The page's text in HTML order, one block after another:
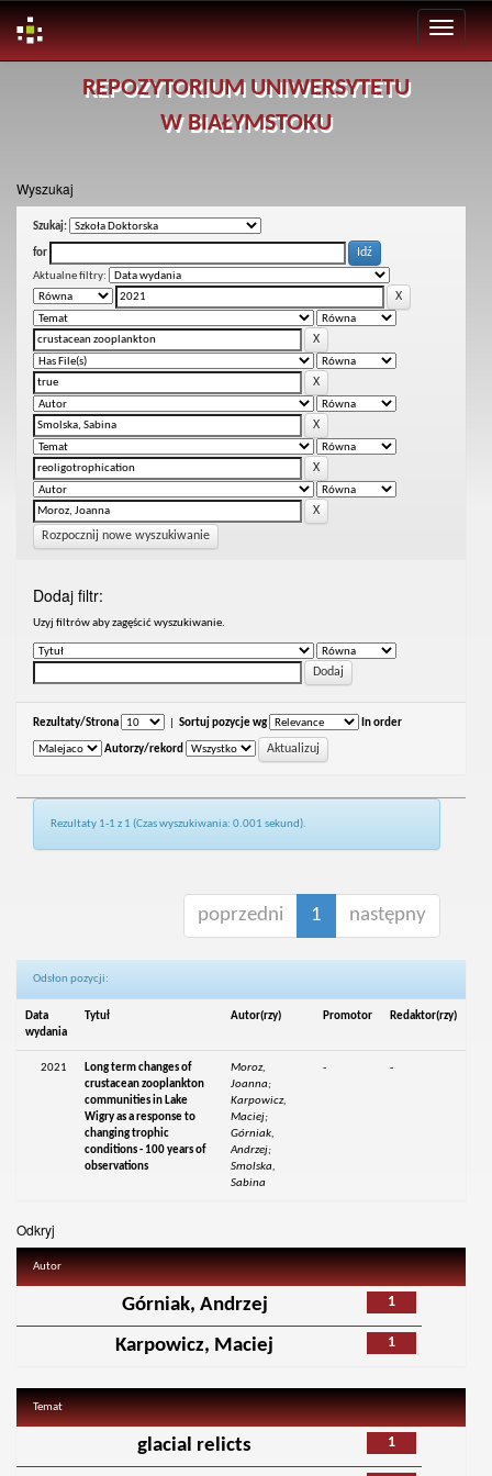
REPOZYTORIUM UNIWERSYTETU
W BIAŁYMSTOKU
Wyszukaj
Szukaj:
for
Aktualne filtry:
Rozpocznij nowe wyszukiwanie
Dodaj filtr:
Uzyj filtrów aby zagęścić wyszukiwanie.
Rezultaty/Strona Sortuj pozycje wg In order
Autorzy/rekord
Rezultaty 1-1 z 1 (Czas wyszukiwania: 0.001 sekund).
poprzedni 1 następny
Odsłon pozycji:
Data
wydania
Tytuł Autor(rzy) Promotor Redaktor(rzy)
2021
Long term changes of
crustacean zooplankton
communities in Lake
Wigry as a response to
changing trophic
conditions - 100 years of
observations
Moroz,
Joanna;
Karpowicz,
Maciej;
Górniak,
Andrzej;
Smolska,
Sabina
- -
Odkryj
Autor
1
Górniak, Andrzej
1
Karpowicz, Maciej
Temat
1
glacial relicts